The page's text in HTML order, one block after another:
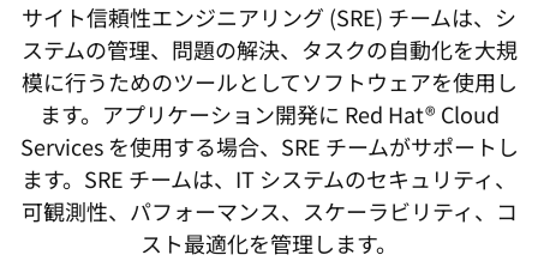
サイト信頼性エンジニアリング (SRE) チームは、シ
ステムの管理、問題の解決、タスクの自動化を大規
模に行うためのツールとしてソフトウェアを使用し
ます。アプリケーション開発に Red Hat® Cloud
Services を使用する場合、SRE チームがサポートし
ます。SRE チームは、IT システムのセキュリティ、
可観測性、パフォーマンス、スケーラビリティ、コ
スト最適化を管理します。